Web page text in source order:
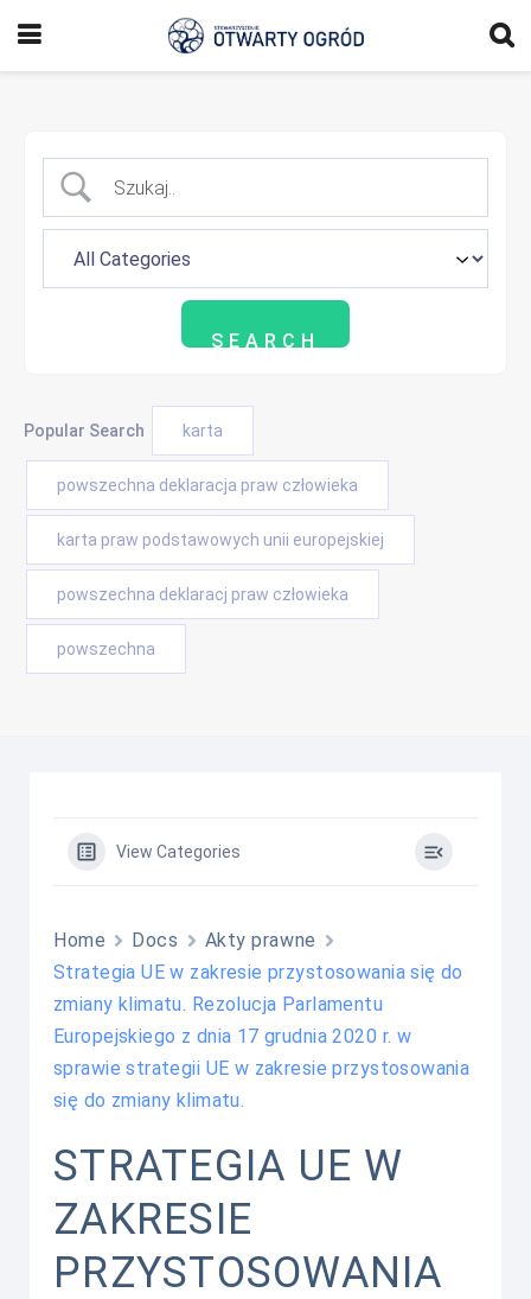
Popular Search karta
powszechna deklaracja praw człowieka
karta praw podstawowych unii europejskiej
powszechna deklaracj praw człowieka
powszechna
View Categories
Home Docs
Akty prawne
Strategia UE w zakresie przystosowania się do
zmiany klimatu. Rezolucja Parlamentu
Europejskiego z dnia 17 grudnia 2020 r. w
sprawie strategii UE w zakresie przystosowania
się do zmiany klimatu.
STRATEGIA UE W
ZAKRESIE
PRZYSTOSOWANIA